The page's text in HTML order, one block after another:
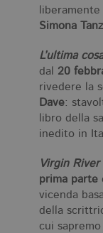
Simona
L’ultima
dal
20
rivedere la
Dave:
libro della
inedito in
Virgin River
prima parte
vicenda
della
cui